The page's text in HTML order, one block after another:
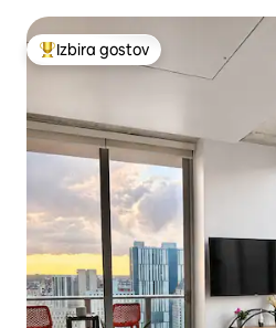
Najbolj priljubljena prenočišča z
Izbira gostov